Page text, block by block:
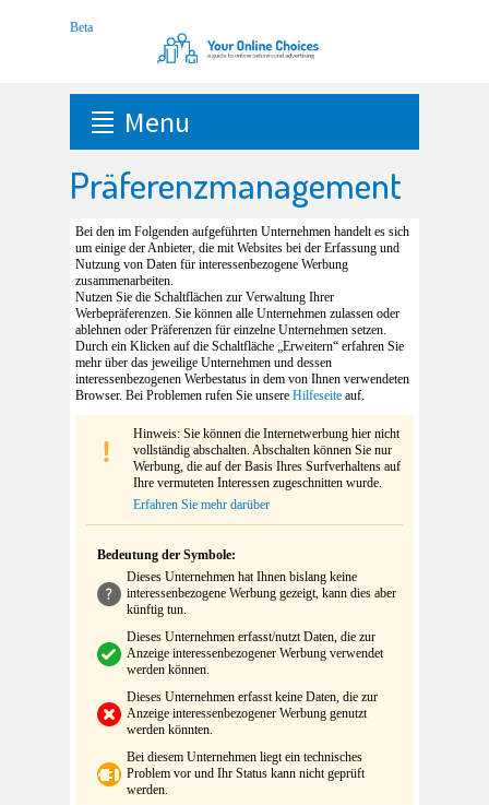
Menu
Präferenzmanagement
Bei den im Folgenden aufgeführten Unternehmen handelt es sich
um einige der Anbieter, die mit Websites bei der Erfassung und
Nutzung von Daten für interessenbezogene Werbung
zusammenarbeiten.
Nutzen Sie die Schaltflächen zur Verwaltung Ihrer
Werbepräferenzen. Sie können alle Unternehmen zulassen oder
ablehnen oder Präferenzen für einzelne Unternehmen setzen.
Durch ein Klicken auf die Schaltfläche „Erweitern“ erfahren Sie
mehr über das jeweilige Unternehmen und dessen
interessenbezogenen Werbestatus in dem von Ihnen verwendeten
Browser. Bei Problemen rufen Sie unsere Hilfeseite auf.
Hinweis: Sie können die Internetwerbung hier nicht
vollständig abschalten. Abschalten können Sie nur
Werbung, die auf der Basis Ihres Surfverhaltens auf
Ihre vermuteten Interessen zugeschnitten wurde.
Erfahren Sie mehr darüber
Bedeutung der Symbole:
Dieses Unternehmen hat Ihnen bislang keine
interessenbezogene Werbung gezeigt, kann dies aber
künftig tun.
Dieses Unternehmen erfasst/nutzt Daten, die zur
Anzeige interessenbezogener Werbung verwendet
werden können.
Dieses Unternehmen erfasst keine Daten, die zur
Anzeige interessenbezogener Werbung genutzt
werden könnten.
Bei diesem Unternehmen liegt ein technisches
Problem vor und Ihr Status kann nicht geprüft
werden.